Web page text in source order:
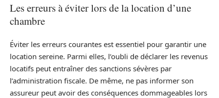
Les erreurs à éviter lors de la location d’une
chambre
Éviter les erreurs courantes est essentiel pour garantir une
location sereine. Parmi elles, l’oubli de déclarer les revenus
locatifs peut entraîner des sanctions sévères par
l’administration fiscale. De même, ne pas informer son
assureur peut avoir des conséquences dommageables lors